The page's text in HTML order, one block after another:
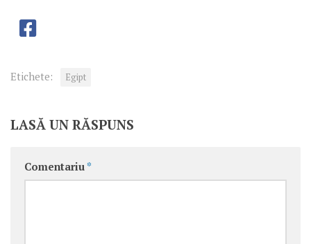
Etichete: Egipt
LASĂ UN RĂSPUNS
Comentariu *